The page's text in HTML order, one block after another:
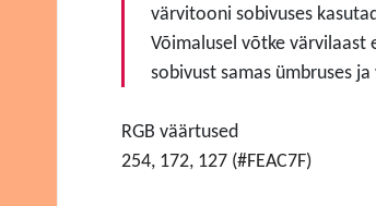
värvitooni sobivuses
Võimalusel võtke värvilaast
sobivust samas ümbruses
RGB väärtused
254, 172, 127 (#FEAC7F)